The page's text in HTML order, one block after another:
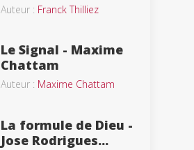
Auteur : Franck Thilliez
Le Signal - Maxime
Chattam
Auteur : Maxime Chattam
La formule de Dieu -
Jose Rodrigues...